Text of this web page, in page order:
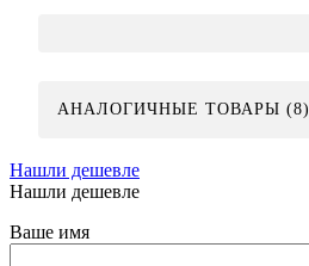
АНАЛОГИЧНЫЕ ТОВАРЫ (8)
Нашли дешевле
Нашли дешевле
Ваше имя